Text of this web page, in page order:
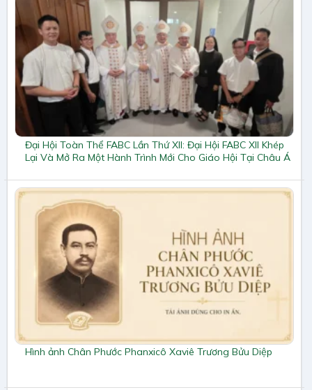
Đại Hội Toàn Thể FABC Lần Thứ XII: Đại Hội FABC XII Khép
Lại Và Mở Ra Một Hành Trình Mới Cho Giáo Hội Tại Châu Á
Hình ảnh Chân Phước Phanxicô Xaviê Trương Bửu Diệp